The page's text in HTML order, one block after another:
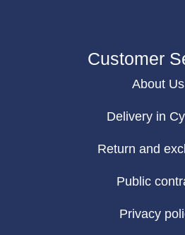
Customer
About Us
Delivery in
Return and
Public
Privacy